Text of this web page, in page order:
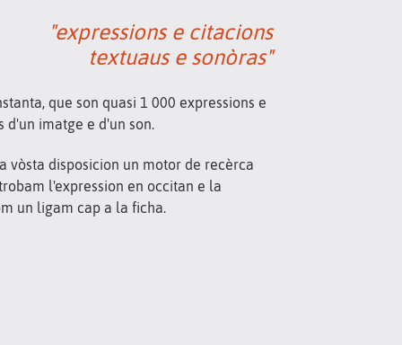
"expressions e citacions
textuaus e sonòras"
que son quasi 1 000 expressions e
d'un imatge e d'un son.
vòsta disposicion un motor de recèrca
l'expression en occitan e la
un ligam cap a la ficha.